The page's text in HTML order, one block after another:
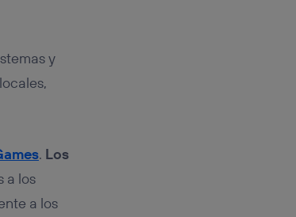
y
. Los
a los
a los